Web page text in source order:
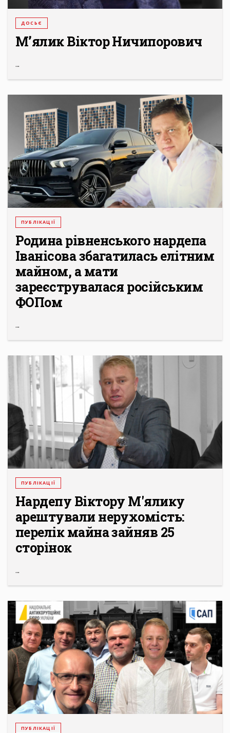
ДОСЬЄ
М’ялик Віктор Ничипорович
...
ПУБЛІКАЦІЇ
Родина рівненського нардепа
Іванісова збагатилась елітним
майном, а мати
зареєструвалася російським
ФОПом
...
ПУБЛІКАЦІЇ
Нардепу Віктору М'ялику
арештували нерухомість:
перелік майна зайняв 25
сторінок
...
ПУБЛІКАЦІЇ